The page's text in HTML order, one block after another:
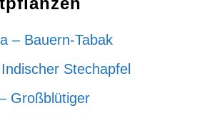
– Bauern-Tabak
Stechapfel
Großblütiger